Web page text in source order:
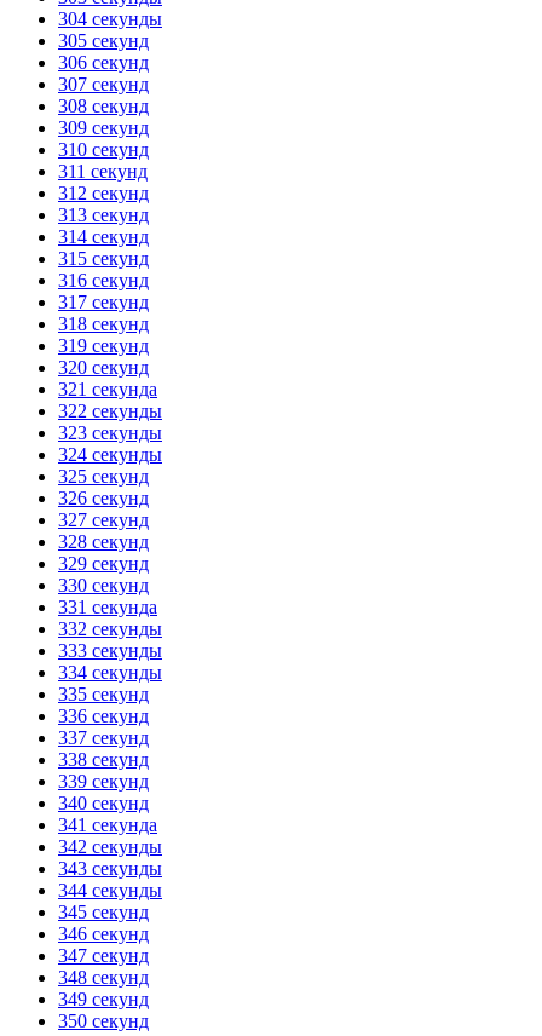
304 секунды
305 секунд
306 секунд
307 секунд
308 секунд
309 секунд
310 секунд
311 секунд
312 секунд
313 секунд
314 секунд
315 секунд
316 секунд
317 секунд
318 секунд
319 секунд
320 секунд
321 секунда
322 секунды
323 секунды
324 секунды
325 секунд
326 секунд
327 секунд
328 секунд
329 секунд
330 секунд
331 секунда
332 секунды
333 секунды
334 секунды
335 секунд
336 секунд
337 секунд
338 секунд
339 секунд
340 секунд
341 секунда
342 секунды
343 секунды
344 секунды
345 секунд
346 секунд
347 секунд
348 секунд
349 секунд
350 секунд